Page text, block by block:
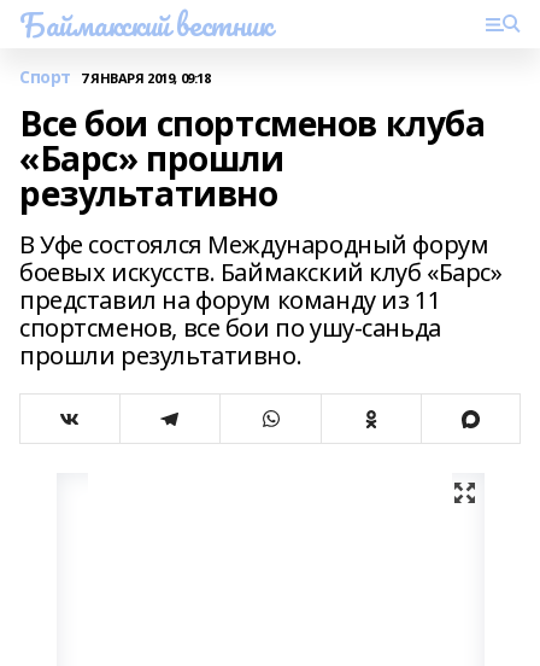
Баймакский вестник
Спорт 7 ЯНВАРЯ 2019, 09:18
Все бои спортсменов клуба
«Барс» прошли
результативно
В Уфе состоялся Международный форум
боевых искусств. Баймакский клуб «Барс»
представил на форум команду из 11
спортсменов, все бои по ушу-саньда
прошли результативно.